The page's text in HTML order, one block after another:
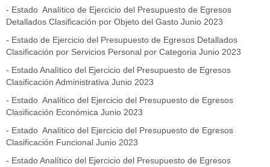
- Estado Analítico de Ejercicio del Presupuesto de Egresos
Detallados Clasificación por Objeto del Gasto Junio 2023
- Estado de Ejercicio del Presupuesto de Egresos Detallados
Clasificación por Servicios Personal por Categoria Junio 2023
- Estado Analítico del Ejercicio del Presupuesto de Egresos
Clasificación Administrativa Junio 2023
- Estado Analítico del Ejercicio del Presupuesto de Egresos
Clasificación Económica Junio 2023
- Estado Analítico del Ejercicio del Presupuesto de Egresos
Clasificación Funcional Junio 2023
- Estado Analítico del Ejercicio del Presupuesto de Egresos